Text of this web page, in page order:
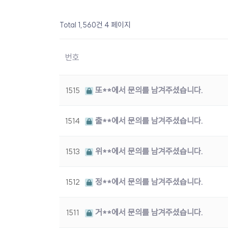
Total 1,560건 4 페이지
번호
1515 또**에서 문의를 남겨주셨습니다.
1514 출**에서 문의를 남겨주셨습니다.
1513 위**에서 문의를 남겨주셨습니다.
1512 정**에서 문의를 남겨주셨습니다.
1511 거**에서 문의를 남겨주셨습니다.